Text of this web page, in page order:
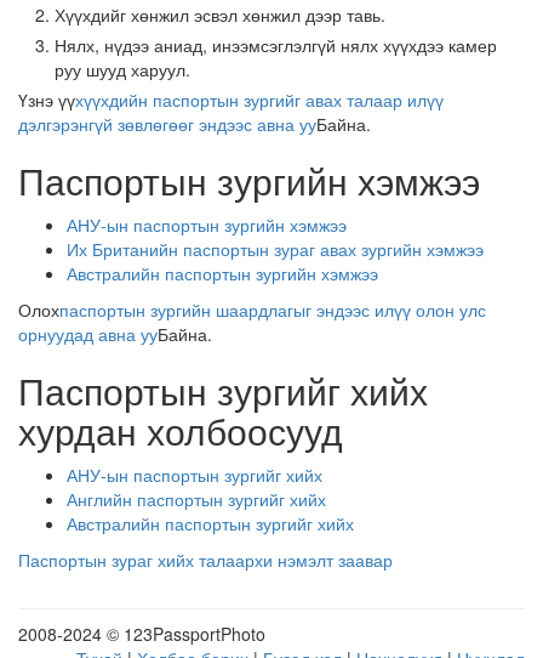
Хүүхдийг хөнжил эсвэл хөнжил дээр тавь.
Нялх, нүдээ аниад, инээмсэглэлгүй нялх хүүхдээ камер
руу шууд харуул.
Үзнэ үүхүүхдийн паспортын зургийг авах талаар илүү
дэлгэрэнгүй зөвлөгөөг эндээс авна ууБайна.
Паспортын зургийн хэмжээ
АНУ-ын паспортын зургийн хэмжээ
Их Британийн паспортын зураг авах зургийн хэмжээ
Австралийн паспортын зургийн хэмжээ
Олохпаспортын зургийн шаардлагыг эндээс илүү олон улс
орнуудад авна ууБайна.
Паспортын зургийг хийх
хурдан холбоосууд
АНУ-ын паспортын зургийг хийх
Английн паспортын зургийг хийх
Австралийн паспортын зургийг хийх
Паспортын зураг хийх талаархи нэмэлт заавар
2008-2024 © 123PassportPhoto